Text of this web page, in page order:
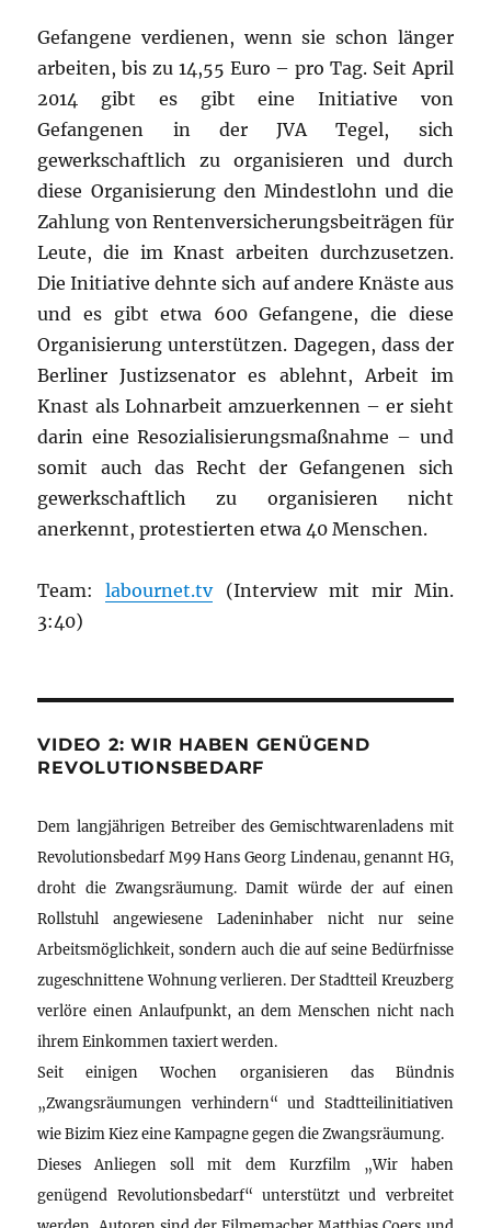
Gefangene verdienen, wenn sie schon länger
arbeiten, bis zu 14,55 Euro – pro Tag. Seit April
2014 gibt es gibt eine Initiative von
Gefangenen in der JVA Tegel, sich
gewerkschaftlich zu organisieren und durch
diese Organisierung den Mindestlohn und die
Zahlung von Rentenversicherungsbeiträgen für
Leute, die im Knast arbeiten durchzusetzen.
Die Initiative dehnte sich auf andere Knäste aus
und es gibt etwa 600 Gefangene, die diese
Organisierung unterstützen. Dagegen, dass der
Berliner Justizsenator es ablehnt, Arbeit im
Knast als Lohnarbeit amzuerkennen – er sieht
darin eine Resozialisierungsmaßnahme – und
somit auch das Recht der Gefangenen sich
gewerkschaftlich zu organisieren nicht
anerkennt, protestierten etwa 40 Menschen.
Team:labournet.tv(Interview mit mir Min.
3:40)
VIDEO 2: WIR HABEN GENÜGEND
REVOLUTIONSBEDARF
Dem langjährigen Betreiber des Gemischtwarenladens mit
Revolutionsbedarf M99 Hans Georg Lindenau, genannt HG,
droht die Zwangsräumung. Damit würde der auf einen
Rollstuhl angewiesene Ladeninhaber nicht nur seine
Arbeitsmöglichkeit, sondern auch die auf seine Bedürfnisse
zugeschnittene Wohnung verlieren. Der Stadtteil Kreuzberg
verlöre einen Anlaufpunkt, an dem Menschen nicht nach
ihrem Einkommen taxiert werden.
Seit einigen Wochen organisieren das Bündnis
„Zwangsräumungen verhindern“ und Stadtteilinitiativen
wie Bizim Kiez eine Kampagne gegen die Zwangsräumung.
Dieses Anliegen soll mit dem Kurzfilm „Wir haben
genügend Revolutionsbedarf“ unterstützt und verbreitet